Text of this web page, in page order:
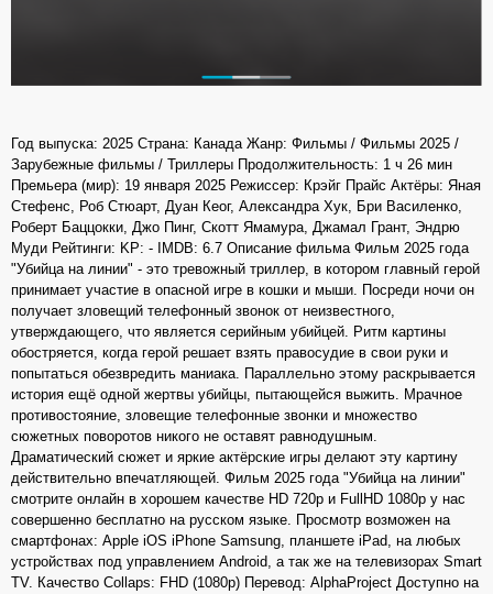
Год выпуска: 2025 Страна: Канада Жанр: Фильмы / Фильмы 2025 /
Зарубежные фильмы / Триллеры Продолжительность: 1 ч 26 мин
Премьера (мир): 19 января 2025 Режиссер: Крэйг Прайс Актёры: Яная
Стефенс, Роб Стюарт, Дуан Кеог, Александра Хук, Бри Василенко,
Роберт Баццокки, Джо Пинг, Скотт Ямамура, Джамал Грант, Эндрю
Муди Рейтинги: KP: - IMDB: 6.7 Описание фильма Фильм 2025 года
"Убийца на линии" - это тревожный триллер, в котором главный герой
принимает участие в опасной игре в кошки и мыши. Посреди ночи он
получает зловещий телефонный звонок от неизвестного,
утверждающего, что является серийным убийцей. Ритм картины
обостряется, когда герой решает взять правосудие в свои руки и
попытаться обезвредить маниака. Параллельно этому раскрывается
история ещё одной жертвы убийцы, пытающейся выжить. Мрачное
противостояние, зловещие телефонные звонки и множество
сюжетных поворотов никого не оставят равнодушным.
Драматический сюжет и яркие актёрские игры делают эту картину
действительно впечатляющей. Фильм 2025 года "Убийца на линии"
смотрите онлайн в хорошем качестве HD 720p и FullHD 1080p у нас
совершенно бесплатно на русском языке. Просмотр возможен на
смартфонах: Apple iOS iPhone Samsung, планшете iPad, на любых
устройствах под управлением Android, а так же на телевизорах Smart
TV. Качество Collaps: FHD (1080p) Перевод: AlphaProject Доступно на